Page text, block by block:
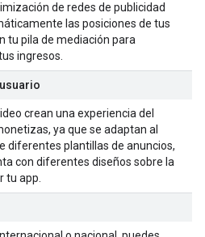
de redes de publicidad
las posiciones de tus
tu pila de mediación para
ingresos.
crean una experiencia del
ya que se adaptan al
diferentes plantillas de anuncios,
con diferentes diseños sobre la
tu app.